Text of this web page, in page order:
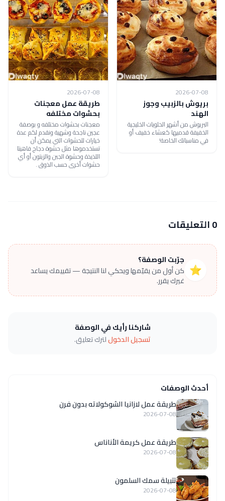
2026-07-08
بريوش بالزبيب وجوز
الهند
البريوش من أشهر الحلويات الخليجية
الخفيفة قدميها كعشاء خفيف أو
في مناسباتك الخاصة!
2026-07-08
طريقة عمل معجنات
بحشوات مختلفه
معجنات بحشوات مختلفه و بوصفة
عجين ناجحة وشهية ونقدم لكم عدة
خيارات للحشوات التي يمكن أن
تستخدموها مثل حشوة دجاج فاهيتا
اللذيذة وحشوة الجبن والزيتون أو أي
حشوات أخرى حسب الذوق .
0 التعليقات
⭐
جرّبت الوصفة؟
كن أول من يقيّمها ويحكي لنا النتيجة — تقييمك يساعد
غيرك يقرر.
شاركنا رأيك في الوصفة
تسجيل الدخوللترك تعليق.
أحدث الوصفات
طريقة عمل لازانيا الشوكولاته بدون فرن
2026-07-08
طريقة عمل كريمة الأناناس
2026-07-08
تتبيلة سمك السلمون
2026-07-08